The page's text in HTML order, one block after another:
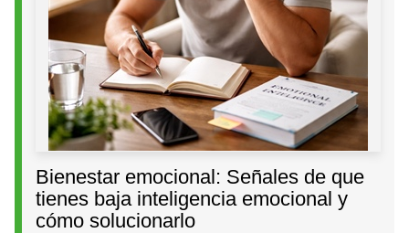
Bienestar emocional: Señales de que
tienes baja inteligencia emocional y
cómo solucionarlo